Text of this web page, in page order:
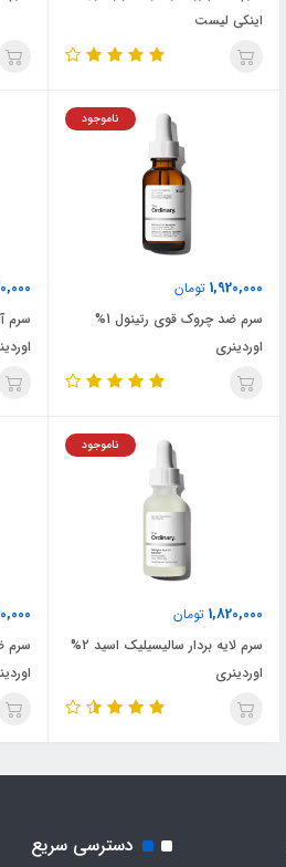
اینکی لیست
1,920,000 تومان
ناموجود
سرم ضد چروک قوی رتینول 1%
اوردینری
1,820,000 تومان
ناموجود
سرم لایه بردار سالیسیلیک اسید 2%
اوردینری
دسترسی سریع